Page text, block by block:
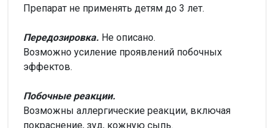
Препарат не применять детям до 3 лет.
Передозировка. Не описано.
Возможно усиление проявлений побочных
эффектов.
Побочные реакции.
Возможны аллергические реакции, включая
покраснение, зуд, кожную сыпь.